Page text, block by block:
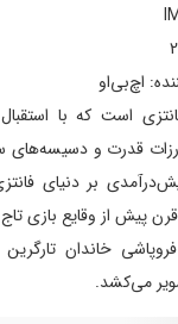
اچ‌بی‌او
است که با
قدرت و دسیسه‌های
پیش از وقایع بازی
خاندان تارگرین
می‌کشد.